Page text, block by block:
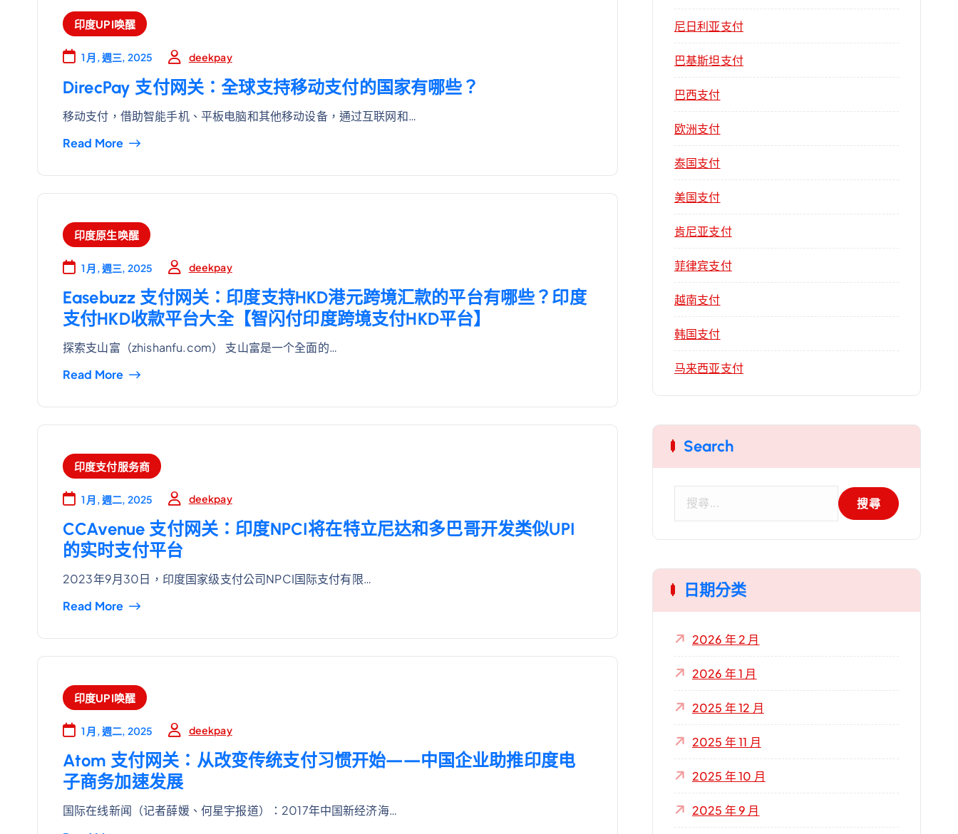
印度UPI唤醒
1 月, 週三, 2025 deekpay
DirecPay 支付网关：全球支持移动支付的国家有哪些？
移动支付，借助智能手机、平板电脑和其他移动设备，通过互联网和…
Read More
印度原生唤醒
1 月, 週三, 2025 deekpay
Easebuzz 支付网关：印度支持HKD港元跨境汇款的平台有哪些？印度
支付HKD收款平台大全【智闪付印度跨境支付HKD平台】
探索支山富（zhishanfu.com） 支山富是一个全面的…
Read More
印度支付服务商
1 月, 週二, 2025 deekpay
CCAvenue 支付网关：印度NPCI将在特立尼达和多巴哥开发类似UPI
的实时支付平台
2023年9月30日，印度国家级支付公司NPCI国际支付有限…
Read More
印度UPI唤醒
1 月, 週二, 2025 deekpay
Atom 支付网关：从改变传统支付习惯开始——中国企业助推印度电
子商务加速发展
国际在线新闻（记者薛媛、何星宇报道）：2017年中国新经济海…
尼日利亚支付
巴基斯坦支付
巴西支付
欧洲支付
泰国支付
美国支付
肯尼亚支付
菲律宾支付
越南支付
韩国支付
马来西亚支付
Search
字
:
日期分类
2026 年 2 月
2026 年 1 月
2025 年 12 月
2025 年 11 月
2025 年 10 月
2025 年 9 月